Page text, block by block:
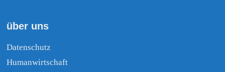
über uns
Datenschutz
Humanwirtschaft